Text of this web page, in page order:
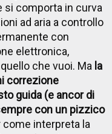
si comporta in curva
ad aria a controllo
con
elettronica,
che vuoi. Ma la
correzione
guida (e ancor di
con un pizzico
come interpreta la